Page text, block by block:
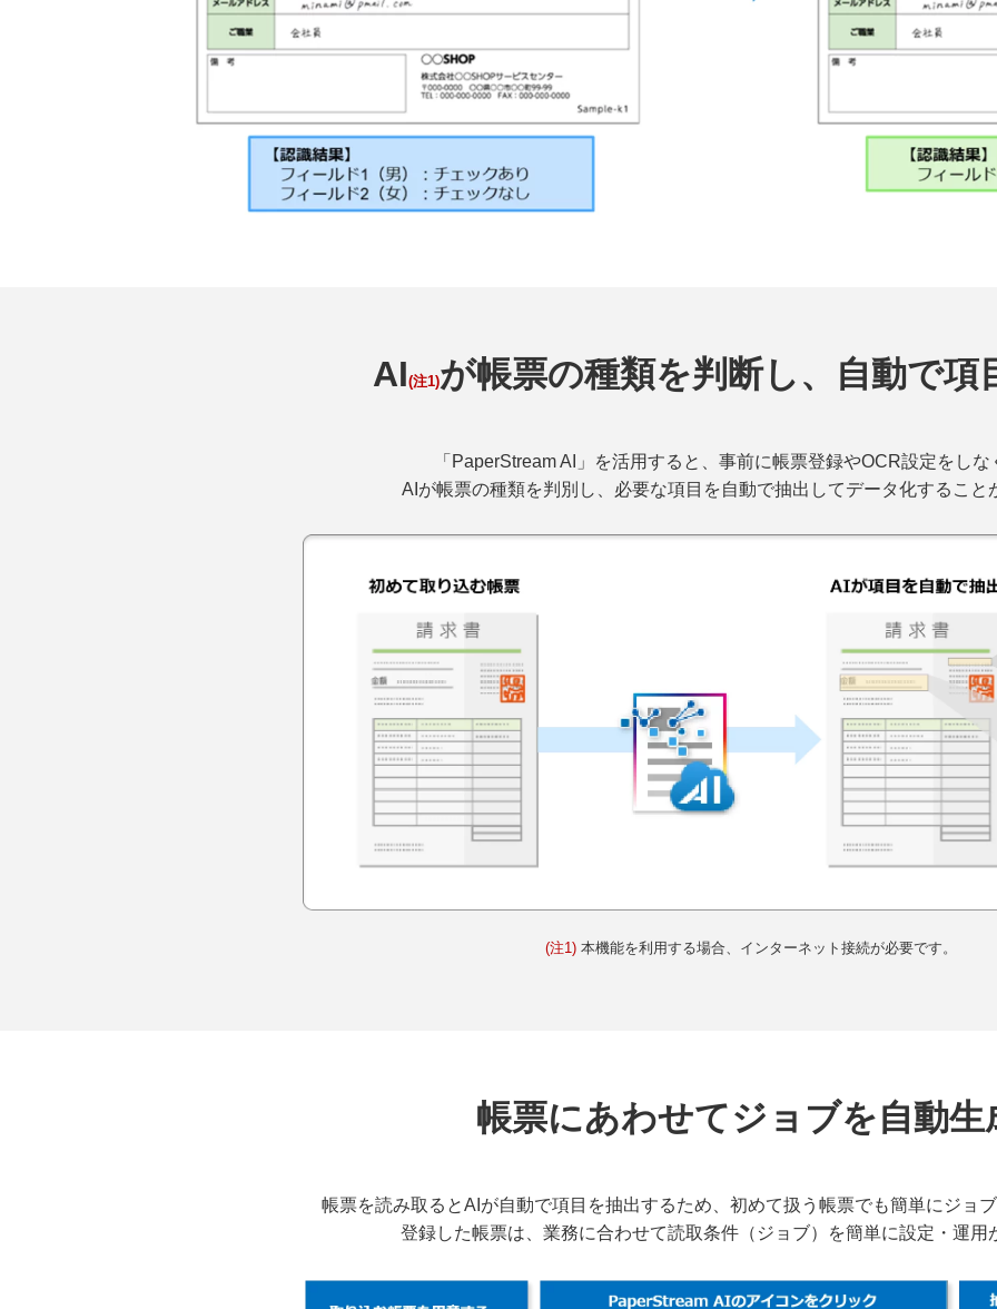
AI(注1)が帳票の種類を判断し、自動で項
「PaperStream AI」を活用すると、事前に帳票登録やOCR設定をしな
AIが帳票の種類を判別し、必要な項目を自動で抽出してデータ化すること
(注1)本機能を利用する場合、インターネット接続が必要です。
帳票にあわせてジョブを自動生
帳票を読み取るとAIが自動で項目を抽出するため、初めて扱う帳票でも簡単にジョ
登録した帳票は、業務に合わせて読取条件（ジョブ）を簡単に設定・運用